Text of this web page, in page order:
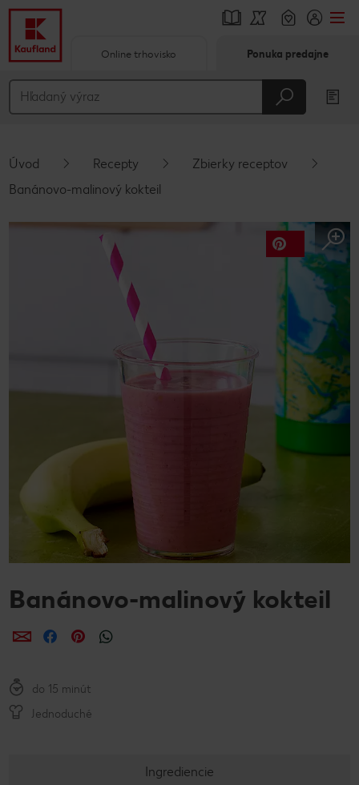
Hlavný obsah
Vyskakovací bočný panel
Online trhovisko Ponuka predajne
Úvod Recepty
Zbierky receptov
Banánovo-malinový kokteil
Banánovo-malinový kokteil
ZdieľaťZdieľaťZdieľať
do 15 minút
Jednoduché
Ingrediencie